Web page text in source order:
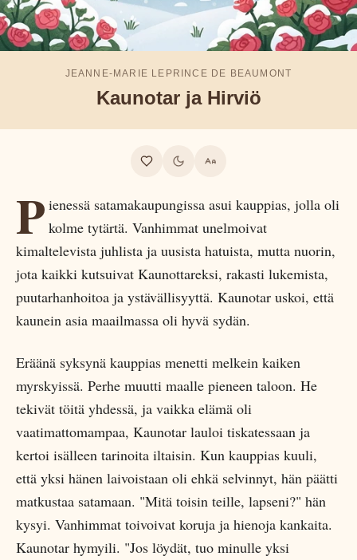
JEANNE-MARIE LEPRINCE DE BEAUMONT
Kaunotar ja Hirviö
P ienessä satamakaupungissa asui kauppias, jolla oli
kolme tytärtä. Vanhimmat unelmoivat
kimaltelevista juhlista ja uusista hatuista, mutta nuorin,
jota kaikki kutsuivat Kaunottareksi, rakasti lukemista,
puutarhanhoitoa ja ystävällisyyttä. Kaunotar uskoi, että
kaunein asia maailmassa oli hyvä sydän.
Eräänä syksynä kauppias menetti melkein kaiken
myrskyissä. Perhe muutti maalle pieneen taloon. He
tekivät töitä yhdessä, ja vaikka elämä oli
vaatimattomampaa, Kaunotar lauloi tiskatessaan ja
kertoi isälleen tarinoita iltaisin. Kun kauppias kuuli,
että yksi hänen laivoistaan oli ehkä selvinnyt, hän päätti
matkustaa satamaan. "Mitä toisin teille, lapseni?" hän
kysyi. Vanhimmat toivoivat koruja ja hienoja kankaita.
Kaunotar hymyili. "Jos löydät, tuo minulle yksi